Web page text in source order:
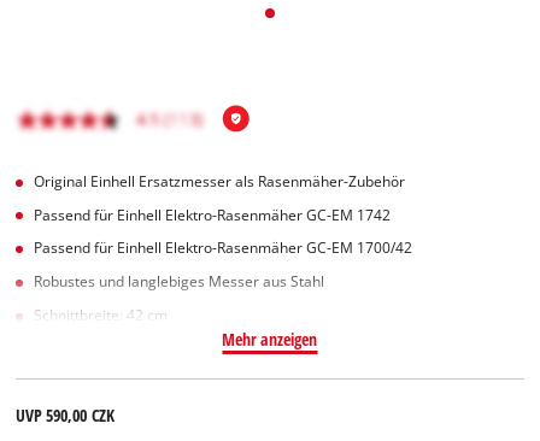
Original Einhell Ersatzmesser als Rasenmäher-Zubehör
Passend für Einhell Elektro-Rasenmäher GC-EM 1742
Passend für Einhell Elektro-Rasenmäher GC-EM 1700/42
Robustes und langlebiges Messer aus Stahl
Schnittbreite: 42 cm
Mehr anzeigen
UVP590,00 CZK